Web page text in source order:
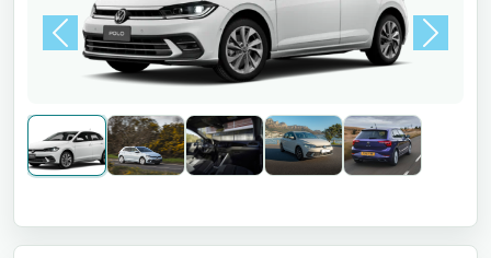
Previous Next